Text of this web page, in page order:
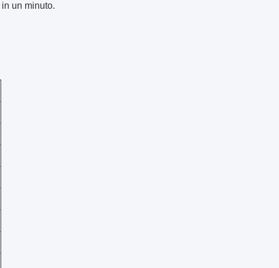
un minuto.